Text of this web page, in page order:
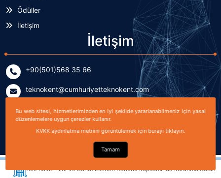
Ödüller
İletişim
İletişim
+90(501)568 35 66
teknokent@cumhuriyetteknokent.com
Yenişehir Mahallesi Kardeşler Caddesi No: 7/2 (B Blok)
Sivas, TÜRKİYE
Telif hakkı Fikir ve Sanat Eserleri Kanunu kapsamında korunmaktadır.
Bu web sitesi, hizmetlerimizden en iyi şekilde yararlanabilmeniz için yasal
düzenlemelere uygun çerezler kullanır.
KVKK aydınlatma metnini görüntülemek için burayı tıklayın.
Tamam